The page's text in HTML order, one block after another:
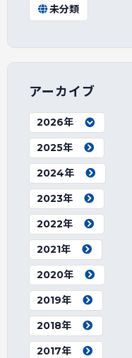
未分類
アーカイブ
2026年
2025年
2024年
2023年
2022年
2021年
2020年
2019年
2018年
2017年